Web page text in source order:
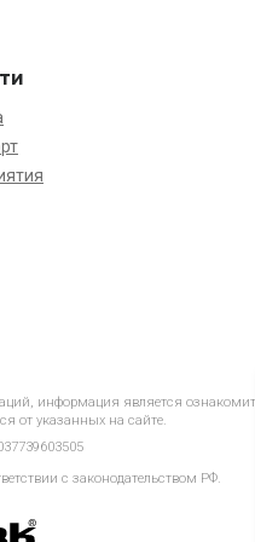
информация является
от указанных на сайте.
с законодательством РФ.